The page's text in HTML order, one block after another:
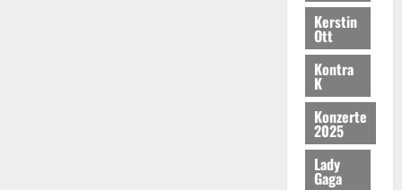
Kerstin
Ott
Kontra
K
Konzerte
2025
Lady
Gaga